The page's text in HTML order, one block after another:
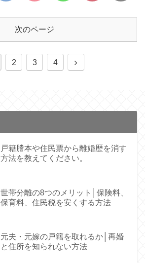
次のページ
2 3 4
戸籍謄本や住民票から離婚歴を消す
方法を教えてください。
世帯分離の8つのメリット│保険料、
保育料、住民税を安くする方法
元夫・元嫁の戸籍を取れるか│再婚
と住所を知られない方法